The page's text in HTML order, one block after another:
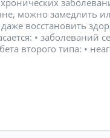
можно замедлить
восстановить
• заболеваний
второго типа: •